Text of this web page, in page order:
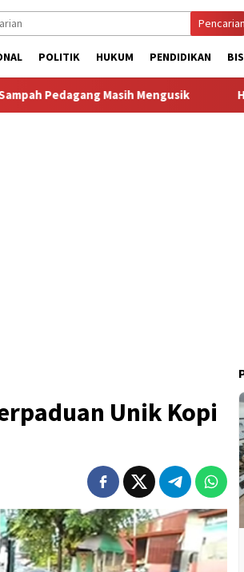
Pencarian
POLITIK HUKUM PENDIDIKAN
Masih Mengusik Hilang 5 Bulan,
Unik Kopi